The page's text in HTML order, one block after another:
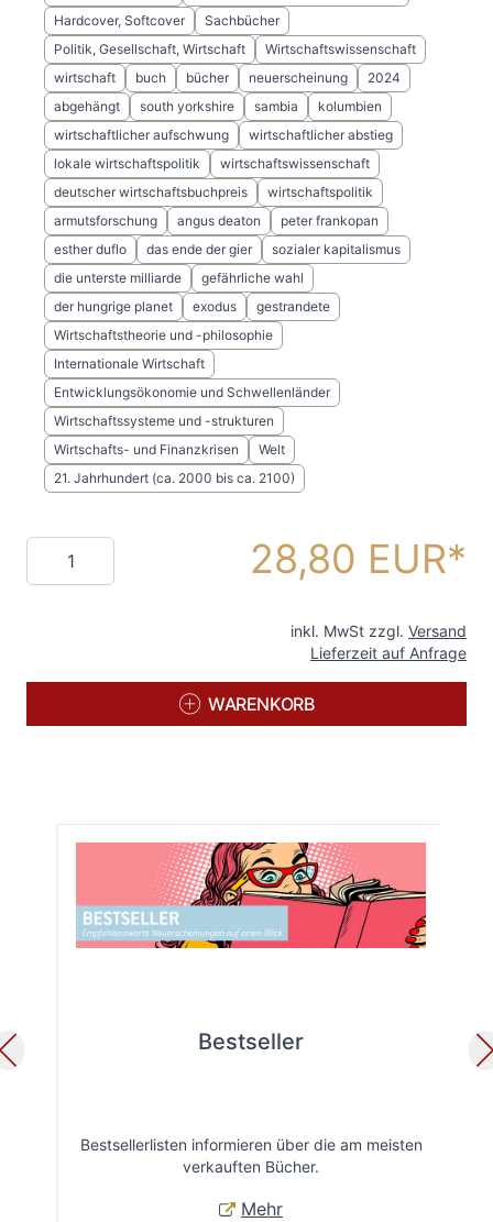
Hardcover, Softcover
Sachbücher
Politik, Gesellschaft, Wirtschaft
Wirtschaftswissenschaft
wirtschaft
buch bücher neuerscheinung
2024
abgehängt
south yorkshire sambia
kolumbien
wirtschaftlicher aufschwung
wirtschaftlicher abstieg
lokale wirtschaftspolitik
wirtschaftswissenschaft
deutscher wirtschaftsbuchpreis
wirtschaftspolitik
armutsforschung
angus deaton
peter frankopan
esther duflo
das ende der gier
sozialer kapitalismus
die unterste milliarde
gefährliche wahl
der hungrige planet
exodus
gestrandete
Wirtschaftstheorie und -philosophie
Internationale Wirtschaft
Entwicklungsökonomie und Schwellenländer
Wirtschaftssysteme und -strukturen
Wirtschafts- und Finanzkrisen
Welt
21. Jahrhundert (ca. 2000 bis ca. 2100)
Menge 28,80 EUR
inkl. MwSt zzgl. Versand
Lieferzeit auf Anfrage
WARENKORB
Bestseller
Bestsellerlisten informieren über die am meisten
verkauften Bücher.
Mehr